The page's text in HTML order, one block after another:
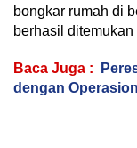
bongkar rumah di
berhasil
Baca Juga :
dengan